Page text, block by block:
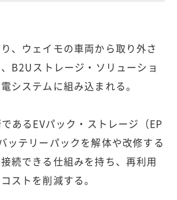
、ウェイモの車両から取り外さ
B2Uストレージ・ソリューショ
システムに組み込まれる。
あるEVパック・ストレージ（EP
ッテリーパックを解体や改修する
続できる仕組みを持ち、再利用
ストを削減する。